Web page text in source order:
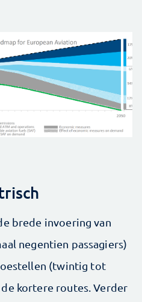
brede invoering van
negentien passagiers)
(twintig tot
kortere routes. Verder